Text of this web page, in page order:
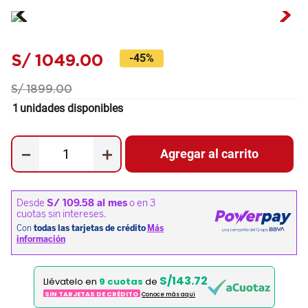
S/ 1049.00 -45%
S/ 1899.00
1 unidades disponibles
＋
－ Agregar al carrito
Llévatelo en 9 cuotas de S/143.72
SIN TARJETAS DE CRÉDITO Conoce más aqui